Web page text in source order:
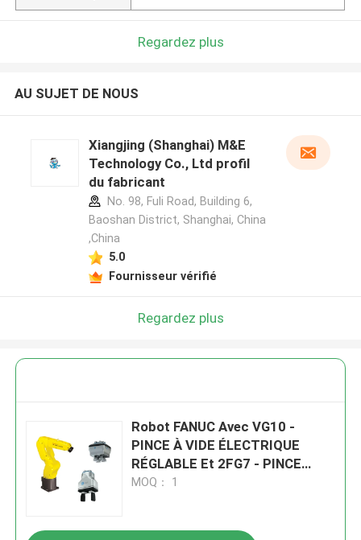
Regardez plus
AU SUJET DE NOUS
Xiangjing (Shanghai) M&E
Technology Co., Ltd profil
du fabricant
No. 98, Fuli Road, Building 6,
Baoshan District, Shanghai, China
,China
5.0
Fournisseur vérifié
Regardez plus
Robot FANUC Avec VG10 -
PINCE À VIDE ÉLECTRIQUE
RÉGLABLE Et 2FG7 - PINCE
PARALLÈLE SANS PROBLÈMES
MOQ： 1